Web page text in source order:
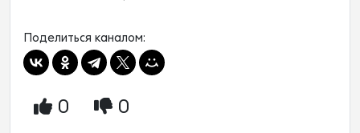
Поделиться каналом:
0 0